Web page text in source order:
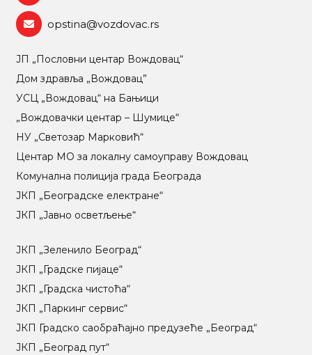
opstina@vozdovac.rs
ЈП „Пословни центар Вождовац“
Дом здравља „Вождовац”
УСЦ „Вождовац“ на Бањици
„Вождовачки центар – Шумице“
НУ „Светозар Марковић“
Центар МO за локалну самоуправу Вождовац
Комунална полиција града Београда
ЈКП „Београдске електране“
ЈКП „Јавно осветљење“
ЈКП „Зеленило Београд“
ЈКП „Градске пијаце“
ЈКП „Градска чистоћа“
ЈКП „Паркинг сервис“
ЈКП Градско саобраћајно предузеће „Београд“
ЈКП „Београд пут“